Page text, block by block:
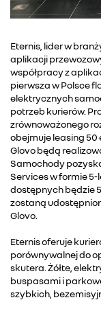
Eternis, lider w
aplikacji
współpracy z
pierwsza w Polsce
elektrycznych
potrzeb kurierów.
zrównoważonego
obejmuje leasing
Glovo będą
Samochody
Services w formie
dostępnych będzie
zostaną
Glovo.
Eternis oferuje
porównywalnej do
skutera. Żółte,
buspasami i
szybkich,